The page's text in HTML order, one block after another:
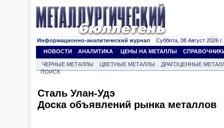
Информационно-аналитический журнал Суббота, 08 Август 2026 г.
НОВОСТИ
АНАЛИТИКА ЦЕНЫ НА МЕТАЛЛЫ
ЧЕРНЫЕ МЕТАЛЛЫ ЦВЕТНЫЕ МЕТАЛЛЫ
ДРАГОЦЕННЫЕ
ПОИСК
Сталь Улан-Удэ
Доска объявлений рынка металлов